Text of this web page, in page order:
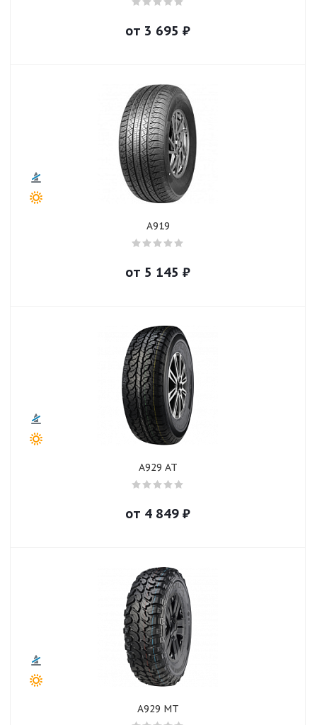
от 3 695 ₽
A919
от 5 145 ₽
A929 AT
от 4 849 ₽
A929 MT